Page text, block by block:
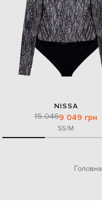
NISSA
15 0469 049 грн
SS/M
Головна